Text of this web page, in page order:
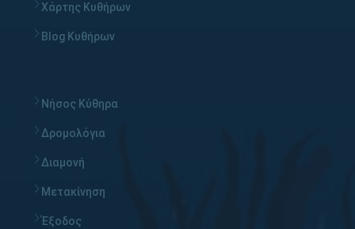
Χάρτης Κυθήρων
Blog Κυθήρων
Νήσος Κύθηρα
Δρομολόγια
Διαμονή
Μετακίνηση
Έξοδος